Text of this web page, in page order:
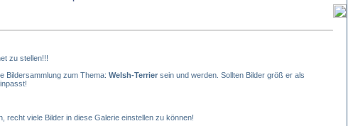
zu stellen!!!
Bildersammlung zum Thema: Welsh-Terrier sein und werden. Sollten Bilder größ er als
viele Bilder in diese Galerie einstellen zu können!